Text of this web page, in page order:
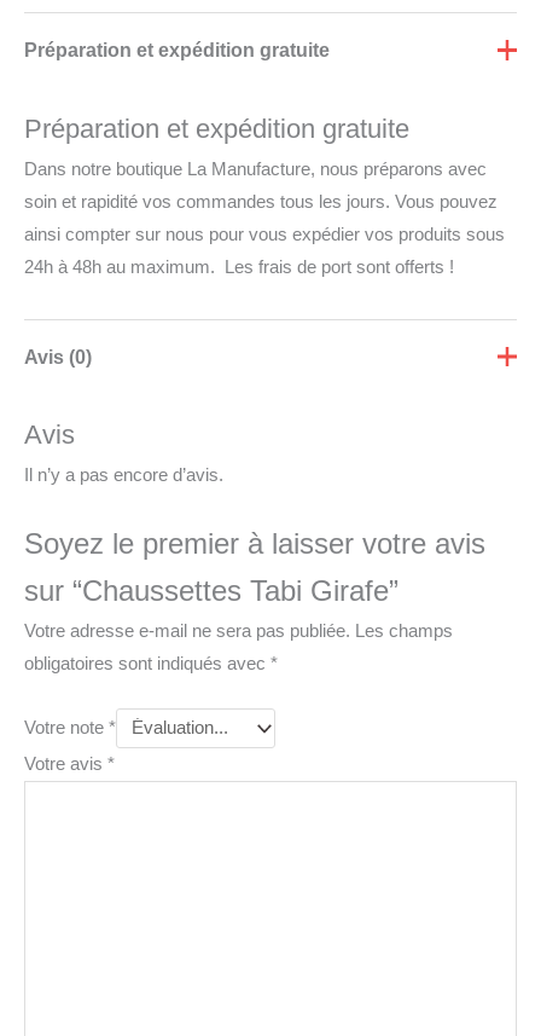
Préparation et expédition gratuite
Préparation et expédition gratuite
Dans notre boutique La Manufacture, nous préparons avec
soin et rapidité vos commandes tous les jours. Vous pouvez
ainsi compter sur nous pour vous expédier vos produits sous
24h à 48h au maximum. Les frais de port sont offerts !
Avis (0)
Avis
Il n’y a pas encore d’avis.
Soyez le premier à laisser votre avis
sur “Chaussettes Tabi Girafe”
Votre adresse e-mail ne sera pas publiée.
Les champs
obligatoires sont indiqués avec *
Votre note *
Votre avis *